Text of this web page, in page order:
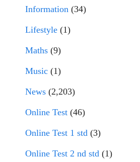
Information (34)
Lifestyle (1)
Maths (9)
Music (1)
News (2,203)
Online Test (46)
Online Test 1 std (3)
Online Test 2 nd std (1)